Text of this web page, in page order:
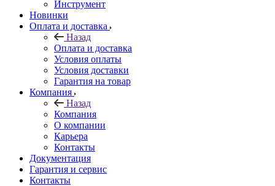
Инструмент
Новинки
Оплата и доставка
Назад
Оплата и доставка
Условия оплаты
Условия доставки
Гарантия на товар
Компания
Назад
Компания
О компании
Карьера
Контакты
Документация
Гарантия и сервис
Контакты